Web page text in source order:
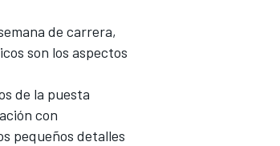
de carrera,
son los aspectos
de la puesta
con
pequeños detalles